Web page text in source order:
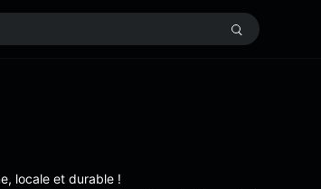
locale et durable !